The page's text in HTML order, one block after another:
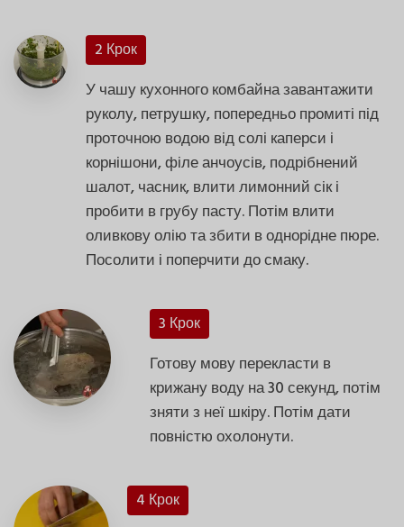
2 Крок
У чашу кухонного комбайна завантажити
руколу, петрушку, попередньо промиті під
проточною водою від солі каперси і
корнішони, філе анчоусів, подрібнений
шалот, часник, влити лимонний сік і
пробити в грубу пасту. Потім влити
оливкову олію та збити в однорідне пюре.
Посолити і поперчити до смаку.
3 Крок
Готову мову перекласти в
крижану воду на 30 секунд, потім
зняти з неї шкіру. Потім дати
повністю охолонути.
4 Крок